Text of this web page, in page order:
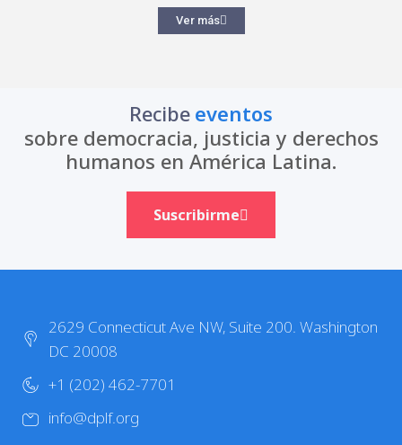
Ver más
Recibe eventos
sobre democracia, justicia y derechos
humanos en América Latina.
Suscribirme
2629 Connecticut Ave NW, Suite 200. Washington
DC 20008
+1 (202) 462-7701
info@dplf.org